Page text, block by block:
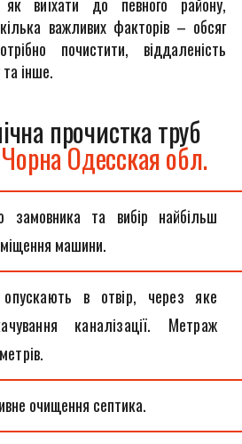
важливих факторів – обсяг
почистити, віддаленість
інше.
прочистка труб
Чорна Одесская обл.
замовника та вибір найбільш
машини.
в отвір, через яке
каналізації. Метраж
очищення септика.